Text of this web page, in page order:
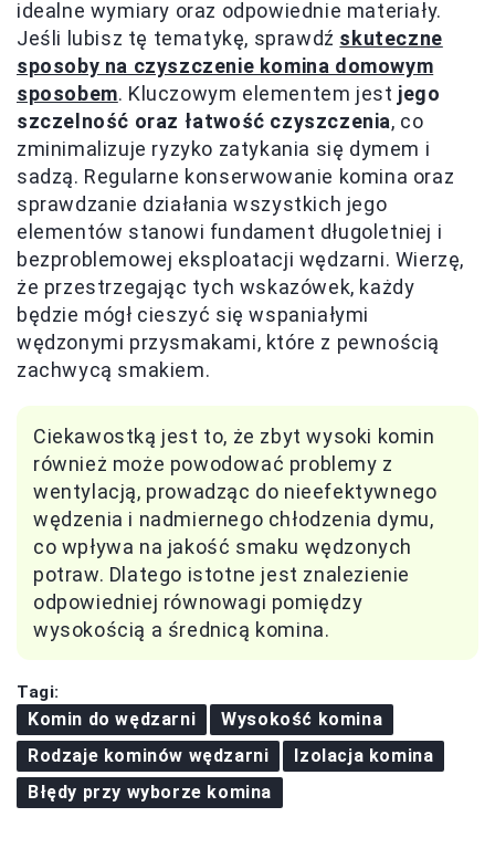
idealne wymiary oraz odpowiednie materiały.
Jeśli lubisz tę tematykę, sprawdź skuteczne
sposoby na czyszczenie komina domowym
sposobem. Kluczowym elementem jest jego
szczelność oraz łatwość czyszczenia, co
zminimalizuje ryzyko zatykania się dymem i
sadzą. Regularne konserwowanie komina oraz
sprawdzanie działania wszystkich jego
elementów stanowi fundament długoletniej i
bezproblemowej eksploatacji wędzarni. Wierzę,
że przestrzegając tych wskazówek, każdy
będzie mógł cieszyć się wspaniałymi
wędzonymi przysmakami, które z pewnością
zachwycą smakiem.
Ciekawostką jest to, że zbyt wysoki komin
również może powodować problemy z
wentylacją, prowadząc do nieefektywnego
wędzenia i nadmiernego chłodzenia dymu,
co wpływa na jakość smaku wędzonych
potraw. Dlatego istotne jest znalezienie
odpowiedniej równowagi pomiędzy
wysokością a średnicą komina.
Tagi:
Komin do wędzarni
Wysokość komina
Rodzaje kominów wędzarni
Izolacja komina
Błędy przy wyborze komina